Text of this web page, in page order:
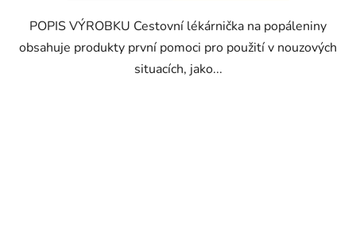
POPIS VÝROBKU Cestovní lékárnička na popáleniny
obsahuje produkty první pomoci pro použití v nouzových
situacích, jako...